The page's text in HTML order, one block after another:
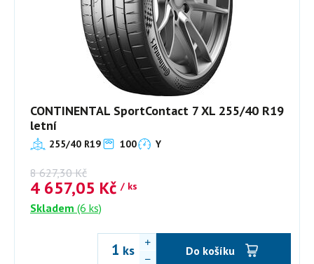
CONTINENTAL SportContact 7 XL 255/40 R19
letní
255/40 R19 100 Y
8 627,30 Kč
4 657,05 Kč / ks
Skladem (6 ks)
ks Do košíku